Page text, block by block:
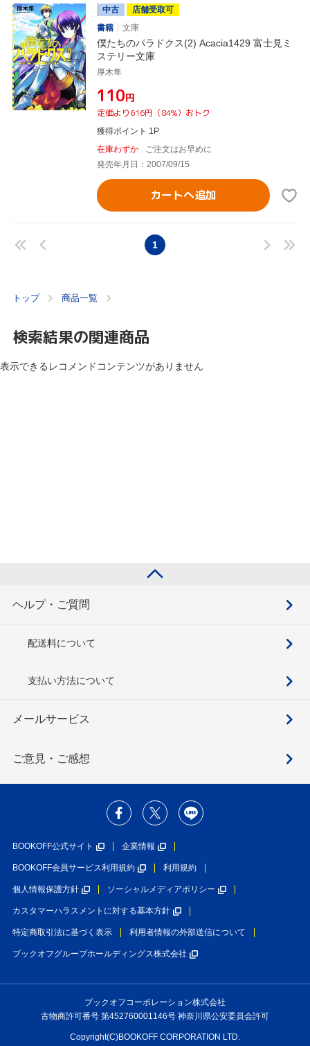
中古
店舗受取可
書籍
文庫
僕たちのパラドクス(2) Acacia1429 富士見ミ
ステリー文庫
厚木隼
¥110円
定価より616円（84%）おトク
獲得ポイント 1P
在庫わずか
ご注文はお早めに
発売年月日：2007/09/15
カートへ追加
1
トップ 商品一覧
検索結果の関連商品
表示できるレコメンドコンテンツがありません
ヘルプ・ご質問
配送料について
支払い方法について
メールサービス
ご意見・ご感想
BOOKOFF公式サイト 企業情報
BOOKOFF会員サービス利用規約 利用規約
個人情報保護方針 ソーシャルメディアポリシー
カスタマーハラスメントに対する基本方針
特定商取引法に基づく表示 利用者情報の外部送信について
ブックオフグループホールディングス株式会社
ブックオフコーポレーション株式会社
古物商許可番号 第452760001146号 神奈川県公安委員会許可
Copyright(C)BOOKOFF CORPORATION LTD.